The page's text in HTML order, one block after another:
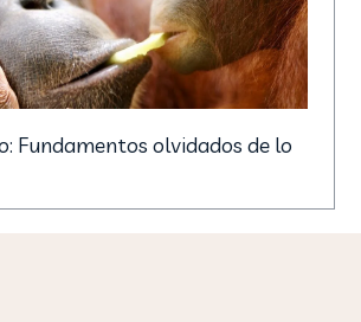
Fundamentos olvidados de lo